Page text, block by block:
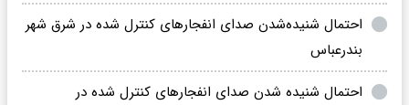
احتمال شنیده‌شدن صدای انفجارهای کنترل شده در شرق شهر
بندرعباس
احتمال شنیده شدن صدای انفجارهای کنترل شده در